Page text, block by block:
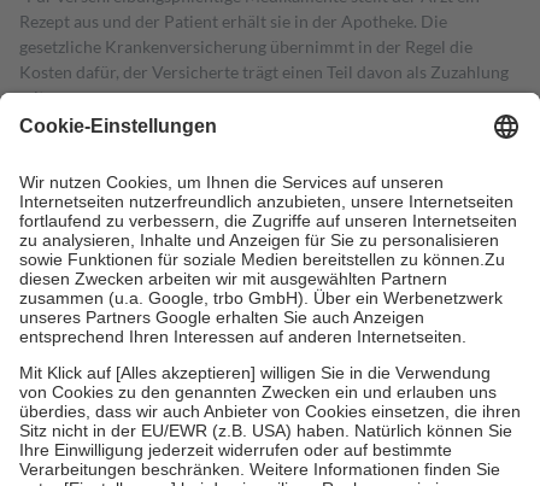
Rezept aus und der Patient erhält sie in der Apotheke. Die
gesetzliche Krankenversicherung übernimmt in der Regel die
Kosten dafür, der Versicherte trägt einen Teil davon als Zuzahlung
mit.
Grundsätzlich leisten Mitglieder Zuzahlungen in Höhe von zehn
höchstens zehn Euro.
Es sind jedoch nie mehr als die tatsächlichen
Kosten der Leistung zu entrichten.
Diese Regeln gelten grundsätzlich auch für Online-Apotheken.
Bei Heilmitteln und häuslicher Krankenpflege beträgt die
Zuzahlung zehn Prozent der Kosten sowie zehn Euro je
Verordnung.
Um das Engagement der Versicherten für ihre eigene Gesundheit zu
stärken und die besondere Stellung der Familie zu unterstützen,
fallenkeine Zuzahlungenan bei:
• Kindern und Jugendlichen bis zum vollendeten 18. Lebensjahr
mit Ausnahme der Fahrkosten
• Untersuchungen zur Vorsorge und Früherkennung, die von der
GKV getragen werden